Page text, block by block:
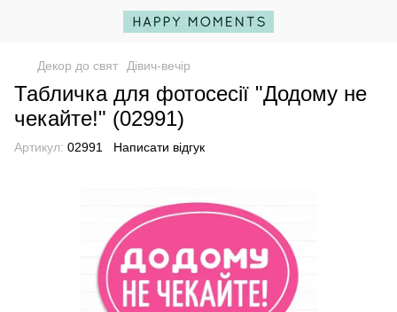
Декор до свят Дівич-вечір
Табличка для фотосесії "Додому не
чекайте!" (02991)
Артикул: 02991 Написати відгук